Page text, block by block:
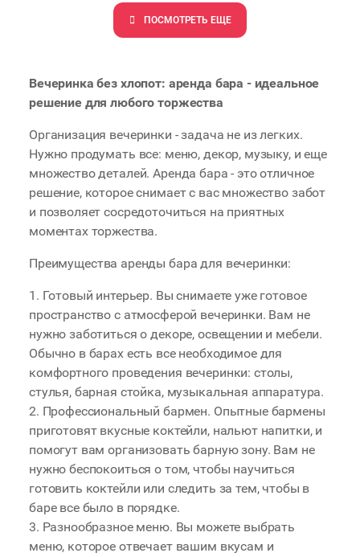
ПОCМОТРЕТЬ ЕЩЕ
Вечеринка без хлопот: аренда бара - идеальное
решение для любого торжества
Организация вечеринки - задача не из легких.
Нужно продумать все: меню, декор, музыку, и еще
множество деталей. Аренда бара - это отличное
решение, которое снимает с вас множество забот
и позволяет сосредоточиться на приятных
моментах торжества.
Преимущества аренды бара для вечеринки:
1. Готовый интерьер. Вы снимаете уже готовое
пространство с атмосферой вечеринки. Вам не
нужно заботиться о декоре, освещении и мебели.
Обычно в барах есть все необходимое для
комфортного проведения вечеринки: столы,
стулья, барная стойка, музыкальная аппаратура.
2. Профессиональный бармен. Опытные бармены
приготовят вкусные коктейли, нальют напитки, и
помогут вам организовать барную зону. Вам не
нужно беспокоиться о том, чтобы научиться
готовить коктейли или следить за тем, чтобы в
баре все было в порядке.
3. Разнообразное меню. Вы можете выбрать
меню, которое отвечает вашим вкусам и